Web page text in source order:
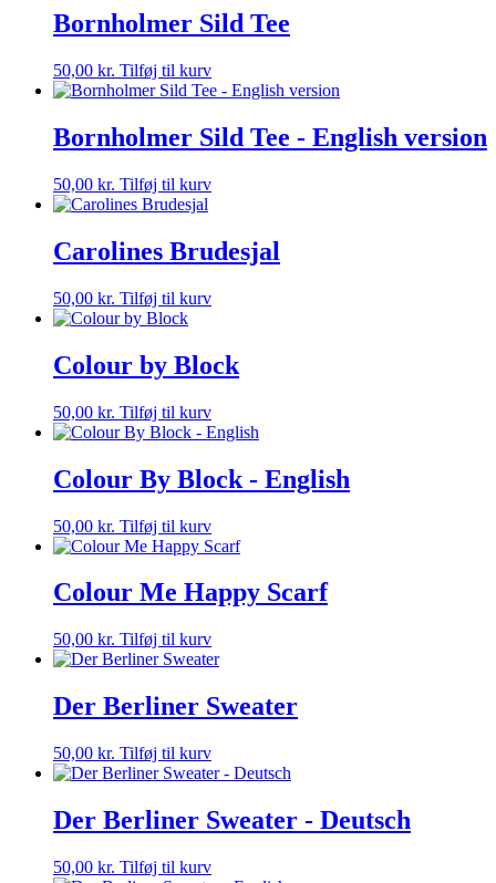
Bornholmer Sild Tee
50,00 kr. Tilføj til kurv
Bornholmer Sild Tee - English version
50,00 kr. Tilføj til kurv
Carolines Brudesjal
50,00 kr. Tilføj til kurv
Colour by Block
50,00 kr. Tilføj til kurv
Colour By Block - English
50,00 kr. Tilføj til kurv
Colour Me Happy Scarf
50,00 kr. Tilføj til kurv
Der Berliner Sweater
50,00 kr. Tilføj til kurv
Der Berliner Sweater - Deutsch
50,00 kr. Tilføj til kurv